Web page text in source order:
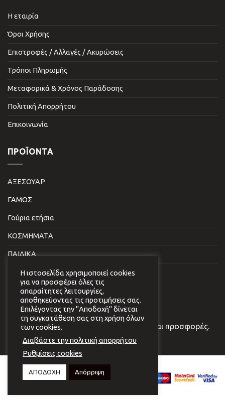
Η εταιρία
Όροι Χρήσης
Επιστροφές / Αλλαγές / Ακυρώσεις
Τρόποι Πληρωμής
Μεταφορικά & Χρόνος Παράδοσης
Πολιτική Απορρήτου
Επικοινωνία
ΠΡΟΪΌΝΤΑ
ΑΞΕΣΟΥΑΡ
ΓΑΜΟΣ
Γούρια ετήσια
ΚΟΣΜΗΜΑΤΑ
ΠΑΙΔΙΚΑ
ΣΠΙΤΙ & ΓΡΑΦΕΙΟ
NEWSLETTER
Εγγραφείτε στο newsletter μας για νέα και προσφορές.
Copyright 2026 © Virginia
Website developmentby
Η ιστοσελίδα χρησιμοποιεί cookies
για να προσφέρει όλες τις
απαραίτητες λειτουργίες,
αποθηκεύοντας τις προτιμήσεις σας.
Επιλέγοντας την "Αποδοχή" δίνεται
τη συγκατάθεση σας στη χρήση όλων
των cookies.
Διαβάστε την πολιτική απορρήτου
Ρυθμίσεις cookies
ΑΠΟΔΟΧΗ Απόρριψη